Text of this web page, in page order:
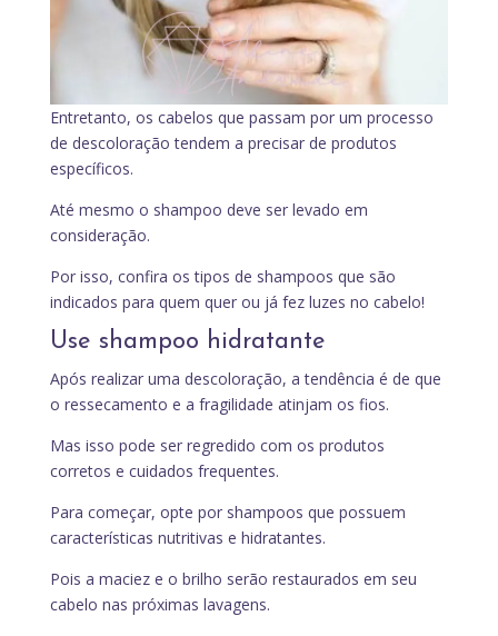
Entretanto, os cabelos que passam por um processo
de descoloração tendem a precisar de produtos
específicos.
Até mesmo o shampoo deve ser levado em
consideração.
Por isso, confira os tipos de shampoos que são
indicados para quem quer ou já fez luzes no cabelo!
Use shampoo hidratante
Após realizar uma descoloração, a tendência é de que
o ressecamento e a fragilidade atinjam os fios.
Mas isso pode ser regredido com os produtos
corretos e cuidados frequentes.
Para começar, opte por shampoos que possuem
características nutritivas e hidratantes.
Pois a maciez e o brilho serão restaurados em seu
cabelo nas próximas lavagens.